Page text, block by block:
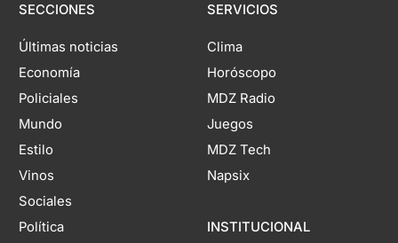
SECCIONES
Últimas noticias
Economía
Policiales
Mundo
Estilo
Vinos
Sociales
Política
SERVICIOS
Clima
Horóscopo
MDZ Radio
Juegos
MDZ Tech
Napsix
INSTITUCIONAL